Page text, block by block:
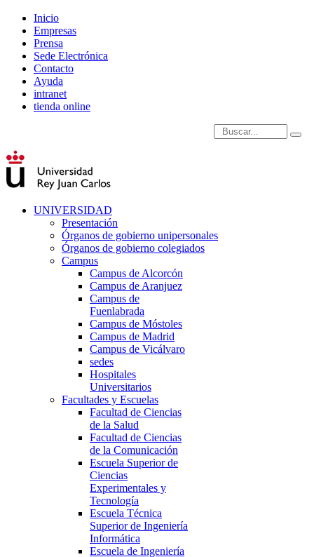
Inicio
Empresas
Prensa
Sede Electrónica
Contacto
Ayuda
intranet
tienda online
Introduce términos de
UNIVERSIDAD
Presentación
Órganos de gobierno unipersonales
Órganos de gobierno colegiados
Campus
Campus de Alcorcón
Campus de Aranjuez
Campus de
Fuenlabrada
Campus de Móstoles
Campus de Madrid
Campus de Vicálvaro
sedes
Hospitales
Universitarios
Facultades y Escuelas
Facultad de Ciencias
de la Salud
Facultad de Ciencias
de la Comunicación
Escuela Superior de
Ciencias
Experimentales y
Tecnología
Escuela Técnica
Superior de Ingeniería
Informática
Escuela de Ingeniería